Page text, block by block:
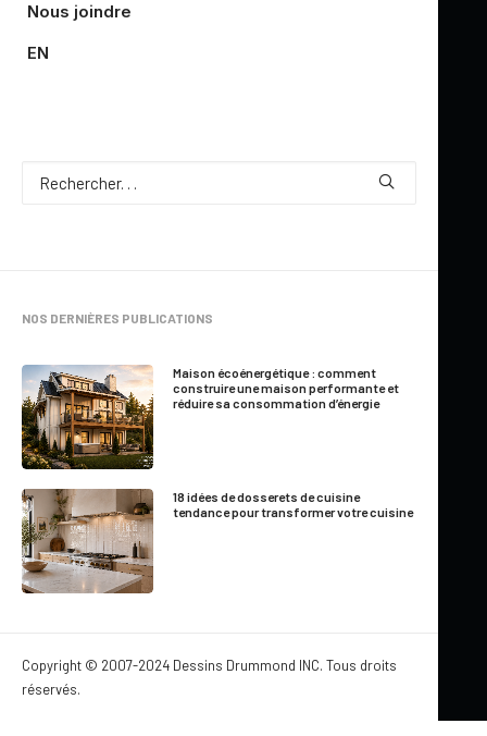
Nous joindre
EN
NOS DERNIÈRES PUBLICATIONS
Maison écoénergétique : comment
construire une maison performante et
réduire sa consommation d’énergie
18 idées de dosserets de cuisine
tendance pour transformer votre cuisine
Copyright © 2007-2024 Dessins Drummond INC. Tous droits
réservés.
2 Minutes | Mis à jour le 27 janvier 2015
Cette semaine, l’émission
est diffusée sur la chaîne
épisodes de la série afin de suggérer destrucsetconseils
relation avec le projet de rénovation diffusé.
Notons qu’il s’agit non pas de rénovations d’envergure mais
travaux de revitalisation d’espace comme nous aimons tous
envisager le printemps venu.